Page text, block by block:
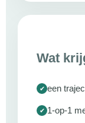
Wat
een
1-op-1